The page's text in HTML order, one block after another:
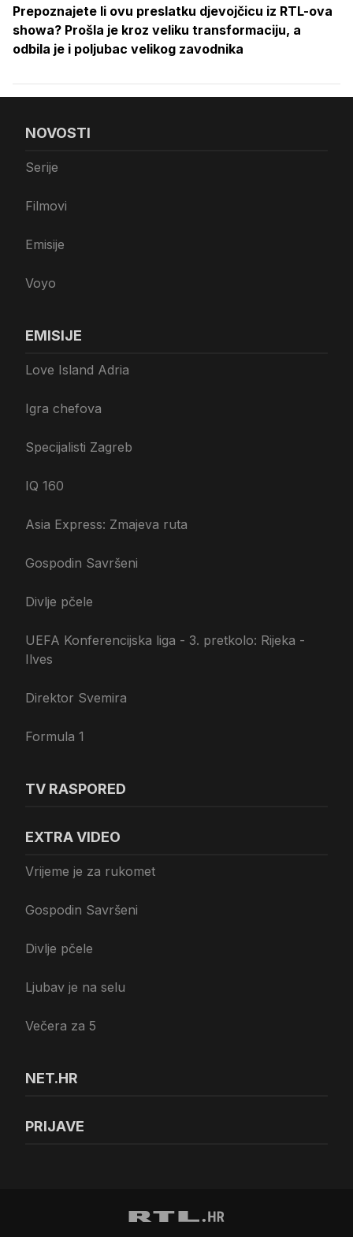
Prepoznajete li ovu preslatku djevojčicu iz RTL-ova
showa? Prošla je kroz veliku transformaciju, a
odbila je i poljubac velikog zavodnika
NOVOSTI
Serije
Filmovi
Emisije
Voyo
EMISIJE
Love Island Adria
Igra chefova
Specijalisti Zagreb
IQ 160
Asia Express: Zmajeva ruta
Gospodin Savršeni
Divlje pčele
UEFA Konferencijska liga - 3. pretkolo: Rijeka -
Ilves
Direktor Svemira
Formula 1
TV RASPORED
EXTRA VIDEO
Vrijeme je za rukomet
Gospodin Savršeni
Divlje pčele
Ljubav je na selu
Večera za 5
NET.HR
PRIJAVE